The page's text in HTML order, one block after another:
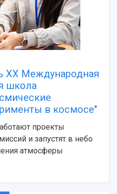
XX Международная
школа
в космосе"
проекты
и запустят в небо
атмосферы